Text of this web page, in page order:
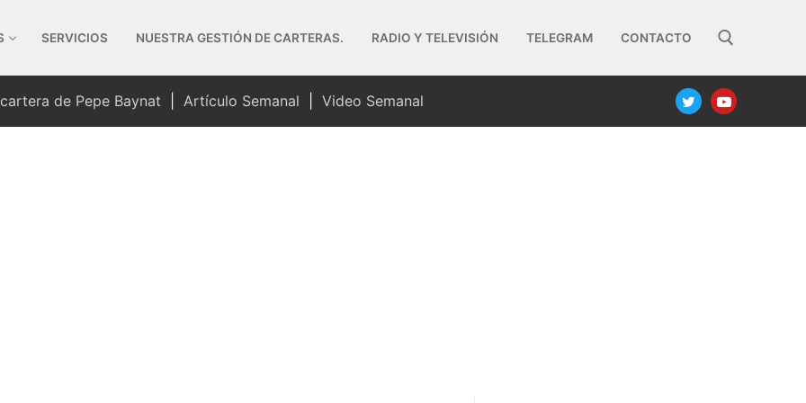
SERVICIOS NUESTRA GESTIÓN DE CARTERAS. RADIO Y TELEVISIÓN TELEGRAM CONTACTO
de Pepe Baynat Artículo Semanal Video Semanal